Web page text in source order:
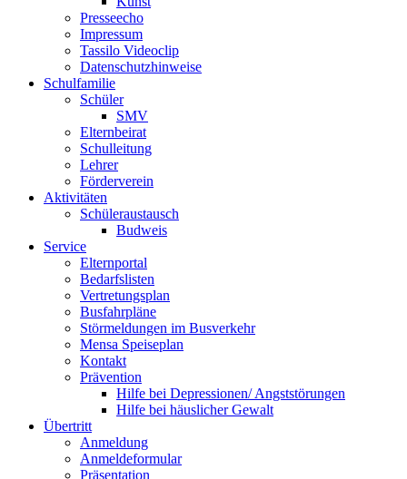
Presseecho
Impressum
Tassilo Videoclip
Datenschutzhinweise
Schulfamilie
Schüler
SMV
Elternbeirat
Schulleitung
Lehrer
Förderverein
Aktivitäten
Schüleraustausch
Budweis
Service
Elternportal
Bedarfslisten
Vertretungsplan
Busfahrpläne
Störmeldungen im Busverkehr
Mensa Speiseplan
Kontakt
Prävention
Hilfe bei Depressionen/ Angststörungen
Hilfe bei häuslicher Gewalt
Übertritt
Anmeldung
Anmeldeformular
Präsentation